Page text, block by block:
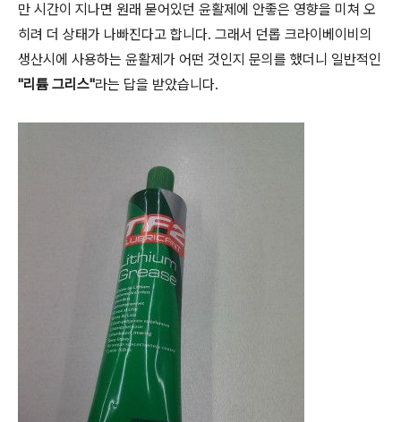
만 시간이 지나면 원래 묻어있던 윤활제에 안좋은 영향을 미쳐 오
히려 더 상태가 나빠진다고 합니다. 그래서 던롭 크라이베이비의
생산시에 사용하는 윤활제가 어떤 것인지 문의를 했더니 일반적인
"리튬 그리스"라는 답을 받았습니다.